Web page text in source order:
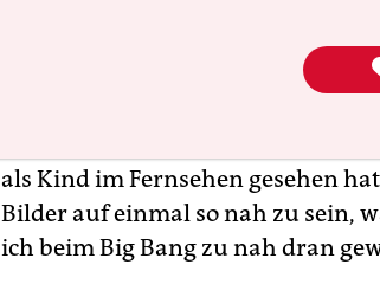
Chateau Marmont macht es zu
29‘, sagten sie, ‚ist das Zimmer,
als Kind im Fernsehen gesehen
Bilder auf einmal so nah zu sein,
ich beim Big Bang zu nah dran